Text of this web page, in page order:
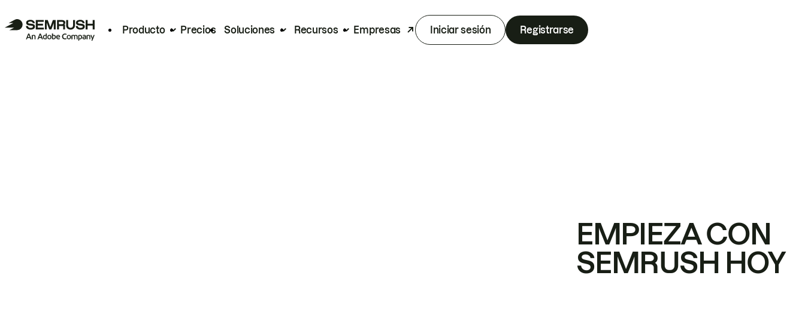
Producto Precios Soluciones Recursos Empresas Iniciar sesión Registrarse
EMPIEZA CON
SEMRUSH HOY